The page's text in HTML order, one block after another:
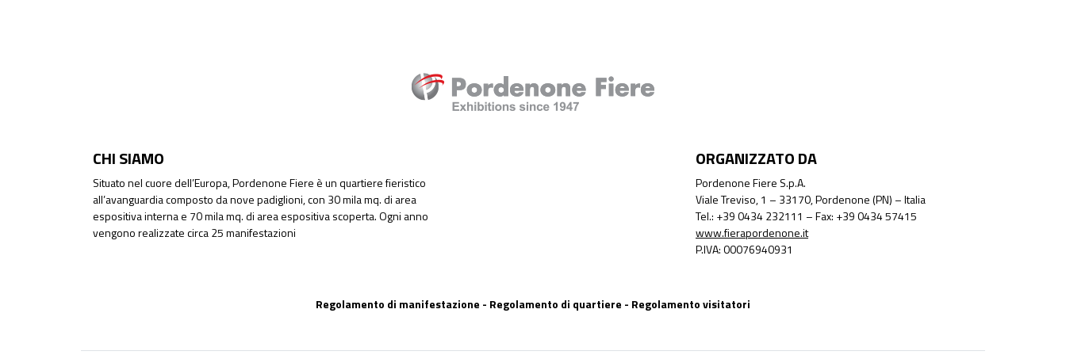
CHI SIAMO
Situato nel cuore dell’Europa, Pordenone Fiere è un quartiere fieristico
all’avanguardia composto da nove padiglioni, con 30 mila mq. di area
espositiva interna e 70 mila mq. di area espositiva scoperta. Ogni anno
vengono realizzate circa 25 manifestazioni
ORGANIZZATO DA
Pordenone Fiere S.p.A.
Viale Treviso, 1 – 33170, Pordenone (PN) – Italia
Tel.: +39 0434 232111 – Fax: +39 0434 57415
www.fierapordenone.it
P.IVA: 00076940931
Regolamento di manifestazione - Regolamento di quartiere - Regolamento visitatori